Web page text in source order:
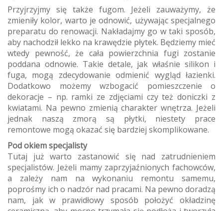
Przyjrzyjmy się także fugom. Jeżeli zauważymy, że
zmieniły kolor, warto je odnowić, używając specjalnego
preparatu do renowacji. Nakładajmy go w taki sposób,
aby nachodził lekko na krawędzie płytek. Będziemy mieć
wtedy pewność, że cała powierzchnia fugi zostanie
poddana odnowie. Takie detale, jak właśnie silikon i
fuga, mogą zdecydowanie odmienić wygląd łazienki.
Dodatkowo możemy wzbogacić pomieszczenie o
dekoracje – np. ramki ze zdjęciami czy też doniczki z
kwiatami. Na pewno zmienią charakter wnętrza. Jeżeli
jednak naszą zmorą są płytki, niestety prace
remontowe mogą okazać się bardziej skomplikowane.
Pod okiem specjalisty
Tutaj już warto zastanowić się nad zatrudnieniem
specjalistów. Jeżeli mamy zaprzyjaźnionych fachowców,
a zależy nam na wykonaniu remontu samemu,
poprośmy ich o nadzór nad pracami. Na pewno doradzą
nam, jak w prawidłowy sposób położyć okładzinę